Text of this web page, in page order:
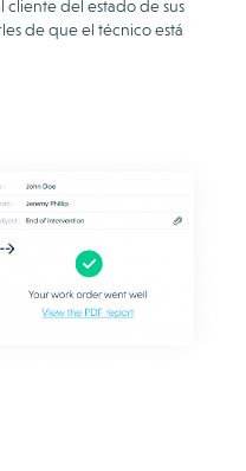
cliente del estado de sus
de que el técnico está